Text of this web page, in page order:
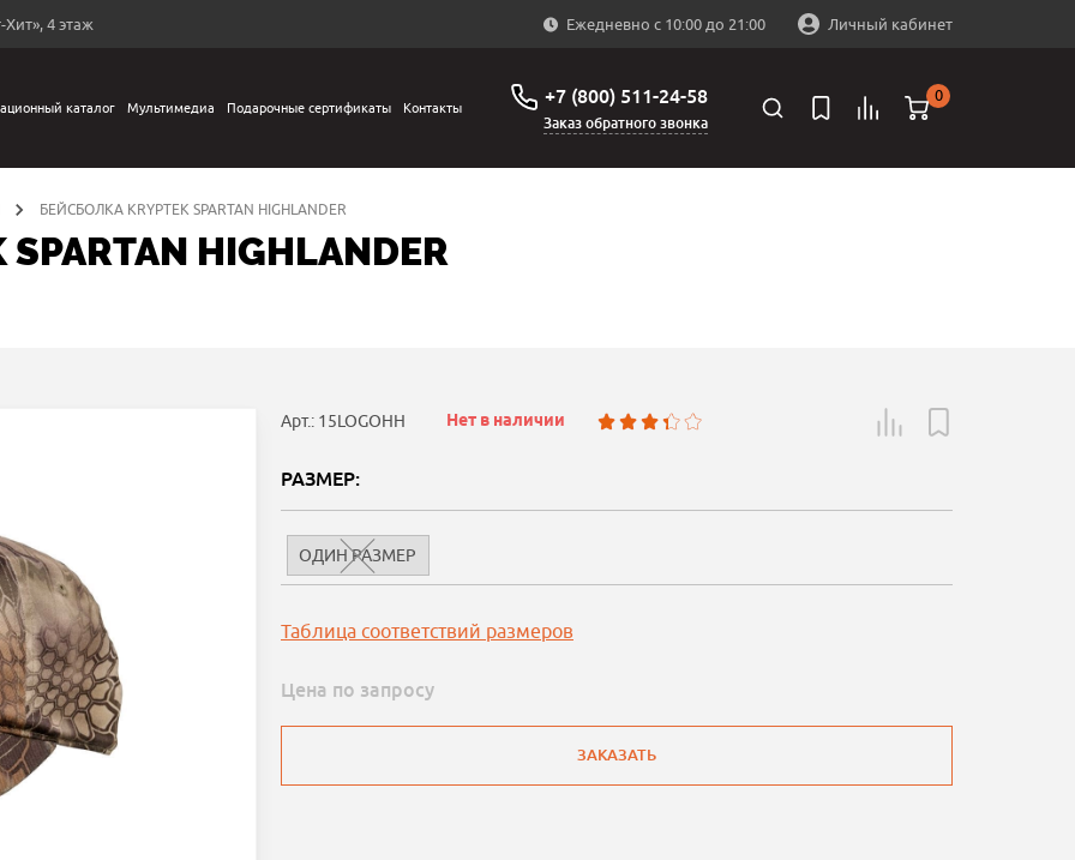
4 этаж Ежедневно с 10:00 до 21:00 Личный кабинет
каталог Мультимедиа Подарочные сертификаты Контакты +7 (800) 511-24-58
Заказ обратного звонка
0
БЕЙСБОЛКА KRYPTEK SPARTAN HIGHLANDER
HIGHLANDER
Арт.: 15LOGOHH Нет в наличии
РАЗМЕР:
ОДИН РАЗМЕР
Таблица соответствий размеров
Цена по запросу
ЗАКАЗАТЬ